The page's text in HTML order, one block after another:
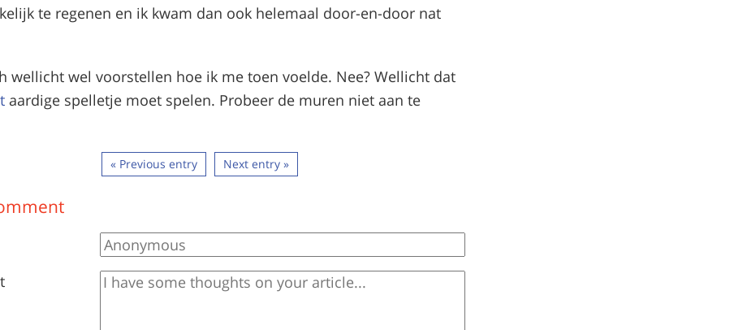
te regenen en ik kwam dan ook helemaal door-en-door nat
wellicht wel voorstellen hoe ik me toen voelde. Nee? Wellicht dat
aardige spelletje moet spelen. Probeer de muren niet aan te
« Previous entry Next entry »